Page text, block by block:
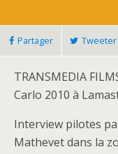
Partager Tweeter
TRANSMEDIA
Carlo 2010 à
Interview pilotes
Mathevet dans la